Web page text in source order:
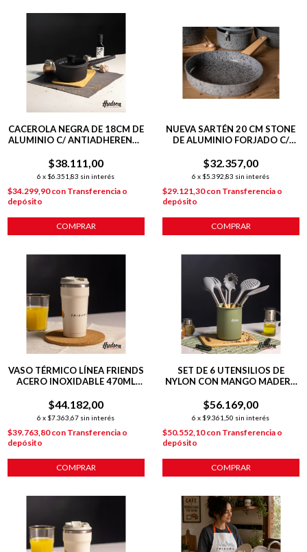
CACEROLA NEGRA DE 18CM DE
ALUMINIO C/ ANTIADHERENTE
$38.111,00
6 x $6.351,83 sin interés
$34.299,90con Transferencia o
depósito
COMPRAR
NUEVA SARTÉN 20 CM STONE
DE ALUMINIO FORJADO C/
INDUCCIÓN
$32.357,00
6 x $5.392,83 sin interés
$29.121,30con Transferencia o
depósito
COMPRAR
VASO TÉRMICO LÍNEA FRIENDS
ACERO INOXIDABLE 470ML
$44.182,00
6 x $7.363,67 sin interés
$39.763,80con Transferencia o
depósito
SET DE 6 UTENSILIOS DE
NYLON CON MANGO MADERA
$56.169,00
6 x $9.361,50 sin interés
$50.552,10con Transferencia o
depósito
COMPRAR